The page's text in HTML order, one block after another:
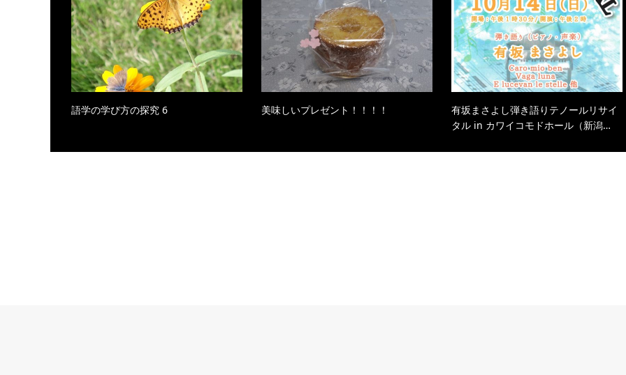
語学の学び方の探究 6 美味しいプレゼント！！！！
有坂まさよし弾き語りテノールリサイ
タル in カワイコモドホール（新潟…